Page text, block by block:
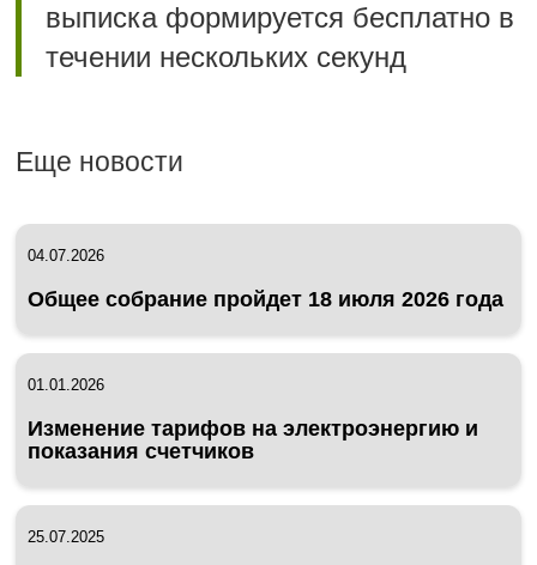
выписка формируется бесплатно в
течении нескольких секунд
Еще новости
04.07.2026
Общее собрание пройдет 18 июля 2026 года
01.01.2026
Изменение тарифов на электроэнергию и
показания счетчиков
25.07.2025